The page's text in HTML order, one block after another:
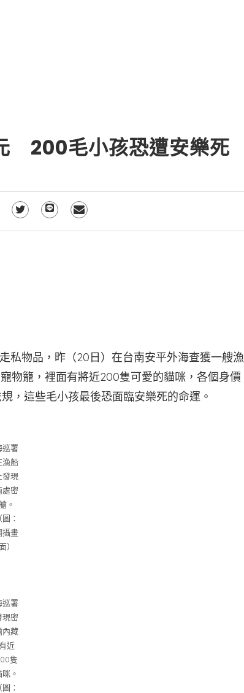
200毛小孩恐遭安樂死
私物品，昨（20日）在台南安平外海查獲一艘漁
物籠，裡面有將近200隻可愛的貓咪，各個身價
，這些毛小孩最後恐面臨安樂死的命運。
巡署
漁船
發現
處密
。
（圖：
攝畫
）
巡署
現密
內藏
近
隻
咪。
（圖：